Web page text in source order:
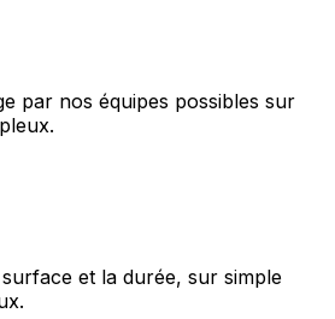
par nos équipes possibles sur
et la durée, sur simple